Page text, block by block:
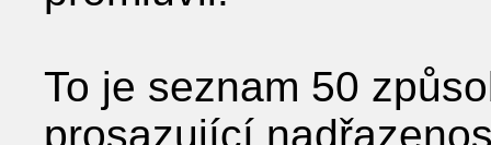
To je seznam 50
prosazující